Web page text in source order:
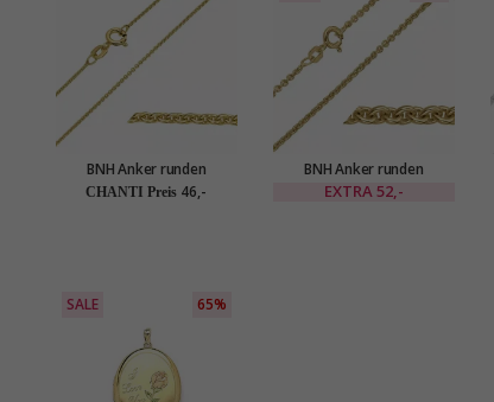
BNH Anker runden
Halskette aus vergoldetem
CHANTI Preis 46,-
BNH Anker runden
Halskette aus vergoldetem
EXTRA52,-
SALE 65%